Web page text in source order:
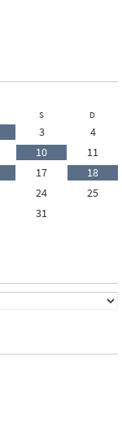
S D
3
4
10
11
17
18
24
25
31